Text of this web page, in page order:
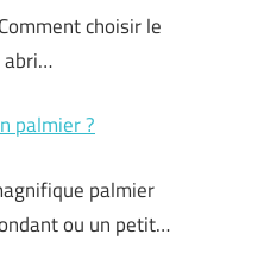
choisir le
abri…
palmier ?
palmier
ou un petit…